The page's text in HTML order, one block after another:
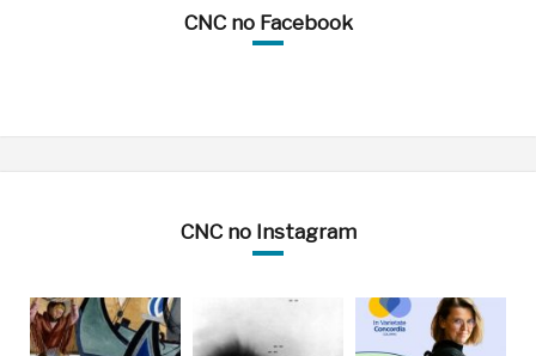
CNC no Facebook
CNC no Instagram